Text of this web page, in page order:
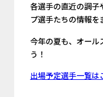
各選手の直近の調子
プ選手たちの情報を
今年の夏も、オール
う！
出場予定選手一覧は